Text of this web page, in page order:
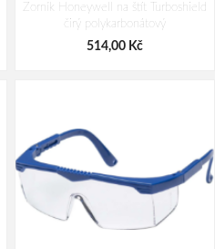
5X9.03.00.00
403,00 Kč
Zorník Honeywell na štít Turboshield
čirý polykarbonátový
514,00 Kč